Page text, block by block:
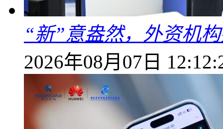
“新”意盎然，外资机
2026年08月07日